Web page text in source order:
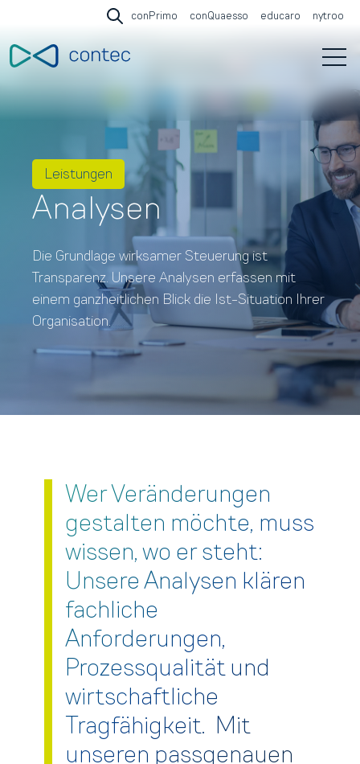
Open search
conPrimo conQuaesso educaro nytroo
Leistungen
Analysen
Die Grundlage wirksamer Steuerung ist
Transparenz. Unsere Analysen erfassen mit
einem ganzheitlichen Blick die Ist-Situation Ihrer
Organisation.
Wer Veränderungen
gestalten möchte, muss
wissen, wo er steht:
Unsere Analysen klären
fachliche
Anforderungen,
Prozessqualität und
wirtschaftliche
Tragfähigkeit. Mit
unseren passgenauen